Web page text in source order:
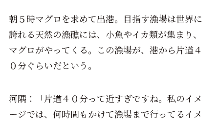
朝５時マグロを求めて出港。目指す漁場は世界に
誇れる天然の漁礁には、小魚やイカ類が集まり、
マグロがやってくる。この漁場が、港から片道４
０分ぐらいだという。
河隅：「片道４０分って近すぎですね。私のイメ
ージでは、何時間もかけて漁場まで行ってるイメ